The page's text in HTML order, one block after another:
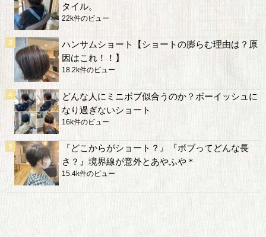
タイル。
22k件のビュー
ハンサムショート【ショートの膨らむ理由は？原
因はこれ！！】
18.2k件のビュー
どんな人にミニボブ似合うのか？ボーイッシュに
なり過ぎないショート
16k件のビュー
『どこからがショート？』『ボブってどんな長
さ？』境界線が意外とあやふや＊
15.4k件のビュー